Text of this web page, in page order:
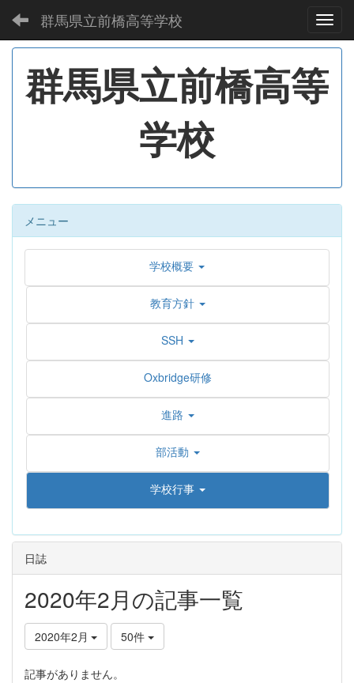
群馬県立前橋高等学校
群馬県立前橋高等
学校
メニュー
学校概要
教育方針
SSH
Oxbridge研修
進路
部活動
学校行事
日誌
2020年2月の記事一覧
2020年2月 50件
記事がありません。